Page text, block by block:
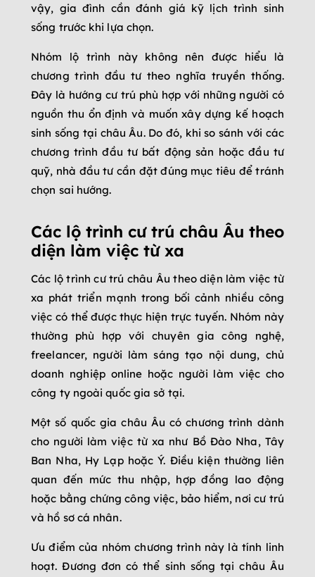
vậy, gia đình cần đánh giá kỹ lịch trình sinh
sống trước khi lựa chọn.
Nhóm lộ trình này không nên được hiểu là
chương trình đầu tư theo nghĩa truyền thống.
Đây là hướng cư trú phù hợp với những người có
nguồn thu ổn định và muốn xây dựng kế hoạch
sinh sống tại châu Âu. Do đó, khi so sánh với các
chương trình đầu tư bất động sản hoặc đầu tư
quỹ, nhà đầu tư cần đặt đúng mục tiêu để tránh
chọn sai hướng.
Các lộ trình cư trú châu Âu theo
diện làm việc từ xa
Các lộ trình cư trú châu Âu theo diện làm việc từ
xa phát triển mạnh trong bối cảnh nhiều công
việc có thể được thực hiện trực tuyến. Nhóm này
thường phù hợp với chuyên gia công nghệ,
freelancer, người làm sáng tạo nội dung, chủ
doanh nghiệp online hoặc người làm việc cho
công ty ngoài quốc gia sở tại.
Một số quốc gia châu Âu có chương trình dành
cho người làm việc từ xa như Bồ Đào Nha, Tây
Ban Nha, Hy Lạp hoặc Ý. Điều kiện thường liên
quan đến mức thu nhập, hợp đồng lao động
hoặc bằng chứng công việc, bảo hiểm, nơi cư trú
và hồ sơ cá nhân.
Ưu điểm của nhóm chương trình này là tính linh
hoạt. Đương đơn có thể sinh sống tại châu Âu